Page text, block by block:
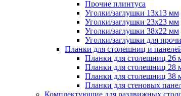
Прочие плинтуса
Уголки/заглушки 13х13 мм
Уголки/заглушки 23х23 мм
Уголки/заглушки 38х22 мм
Уголки/заглушки для
Планки для столешниц и
Планки для столешниц 26
Планки для столешниц 28
Планки для столешниц 38
Планки для стеновых
Комплектующие для раздвижных